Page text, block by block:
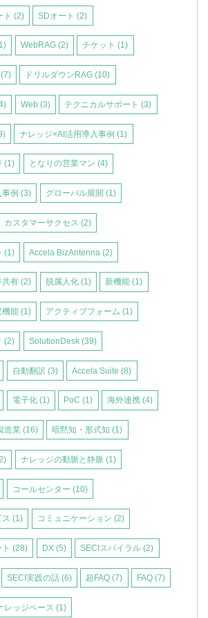
ト (2) SDオート(2)
WebRAG (2) チケット(1)
(7) ドリルダウンRAG(10)
Web (3) テクニカルサポート(3)
ナレッジ×AI活用導入事例(1)
(1) となりの営業マン (4)
事例(3) グローバル展開 (1)
カスタマーサクセス (2)
(1) Accela BizAntenna (2)
共有(2) 脱属人化 (1) 新機能(1)
機能(1) アクティブフォーム (1)
(2) SolutionDesk (39)
自動翻訳 (3) Accela Suite(8)
電子化 (1) PoC(1) 海外連携 (4)
造業 (16) 暗黙知・形式知(1)
ナレッジの動脈と静脈 (1)
コールセンター (10)
ス(1) コミュニケーション (2)
ト(28) DX (5) SECIスパイラル(2)
SECI実践の話 (6) 超FAQ(7) FAQ (7)
レッジベース (1)